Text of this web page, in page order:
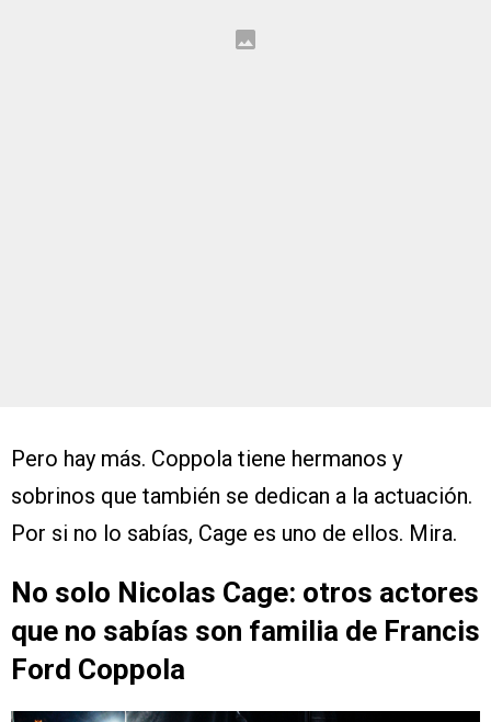
Pero hay más. Coppola tiene hermanos y
sobrinos que también se dedican a la actuación.
Por si no lo sabías, Cage es uno de ellos. Mira.
No solo Nicolas Cage: otros actores
que no sabías son familia de Francis
Ford Coppola